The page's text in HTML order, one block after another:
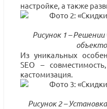
настройке, а также
Рисунок 1 –
Из уникальных
SEO –
кастомизация.
Рисунок 2 –